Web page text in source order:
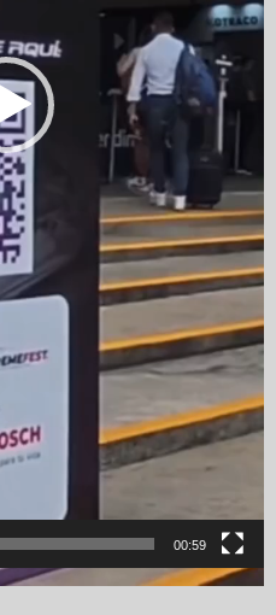
00:59